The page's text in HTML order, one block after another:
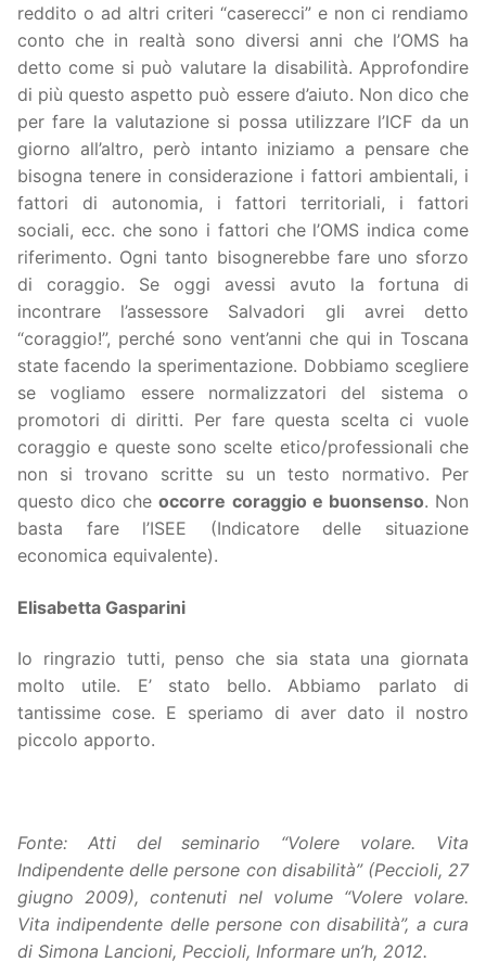
reddito o ad altri criteri “caserecci” e non ci rendiamo
conto che in realtà sono diversi anni che l’OMS ha
detto come si può valutare la disabilità. Approfondire
di più questo aspetto può essere d’aiuto. Non dico che
per fare la valutazione si possa utilizzare l’ICF da un
giorno all’altro, però intanto iniziamo a pensare che
bisogna tenere in considerazione i fattori ambientali, i
fattori di autonomia, i fattori territoriali, i fattori
sociali, ecc. che sono i fattori che l’OMS indica come
riferimento. Ogni tanto bisognerebbe fare uno sforzo
di coraggio. Se oggi avessi avuto la fortuna di
incontrare l’assessore Salvadori gli avrei detto
“coraggio!”, perché sono vent’anni che qui in Toscana
state facendo la sperimentazione. Dobbiamo scegliere
se vogliamo essere normalizzatori del sistema o
promotori di diritti. Per fare questa scelta ci vuole
coraggio e queste sono scelte etico/professionali che
non si trovano scritte su un testo normativo. Per
questo dico cheoccorre coraggio e buonsenso. Non
basta fare l’ISEE (Indicatore delle situazione
economica equivalente).
Elisabetta Gasparini
Io ringrazio tutti, penso che sia stata una giornata
molto utile. E’ stato bello. Abbiamo parlato di
tantissime cose. E speriamo di aver dato il nostro
piccolo apporto.
Fonte: Atti del seminario “Volere volare. Vita
Indipendente delle persone con disabilità” (Peccioli, 27
giugno 2009), contenuti nel volume “Volere volare.
Vita indipendente delle persone con disabilità”, a cura
di Simona Lancioni, Peccioli, Informare un’h, 2012.